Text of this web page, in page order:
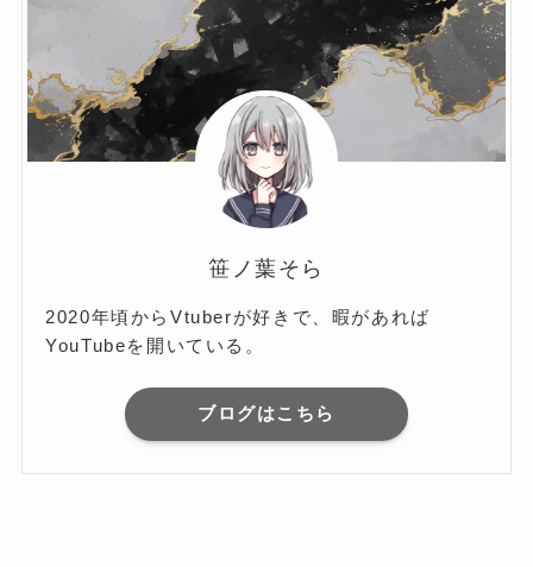
笹ノ葉そら
2020年頃からVtuberが好きで、暇があれば
YouTubeを開いている。
ブログはこちら